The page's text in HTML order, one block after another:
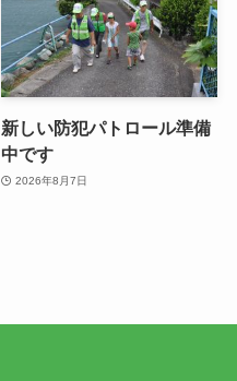
新しい防犯パトロール準備
中です
2026年8月7日